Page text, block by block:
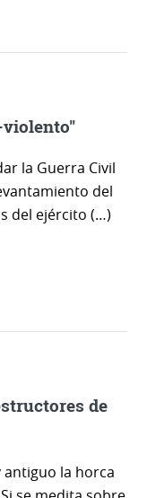
violento"
la Guerra Civil
del
del ejército (…)
de
antiguo la horca